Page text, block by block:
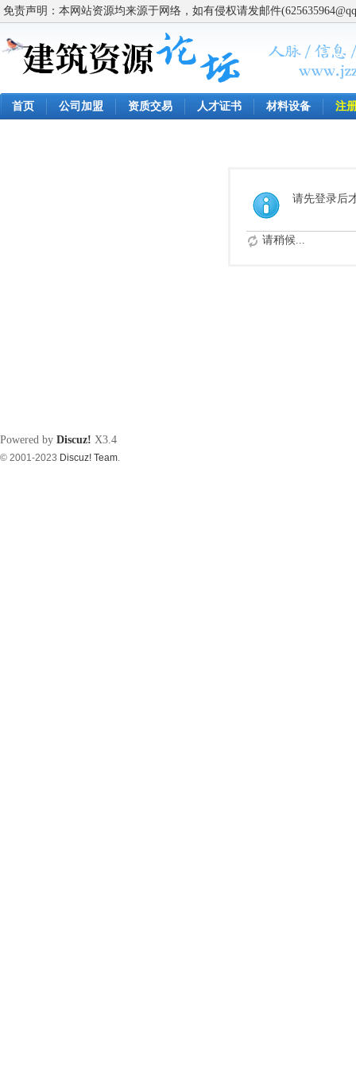
免责声明：本网站资源均来源于网络，如有侵权请发邮件
首页 公司加盟 资质交易 人才证书 材料设备 注
请先登录后
请稍候...
Powered by Discuz! X3.4
© 2001-2023 Discuz! Team